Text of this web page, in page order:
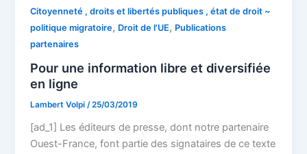
Citoyenneté , droits et libertés publiques , état de droit ~
politique migratoire, Droit de l'UE, Publications
partenaires
Pour une information libre et diversifiée
en ligne
Lambert Volpi/25/03/2019
[ad_1] Les éditeurs de presse, dont notre partenaire
Ouest-France, font partie des signataires de ce texte